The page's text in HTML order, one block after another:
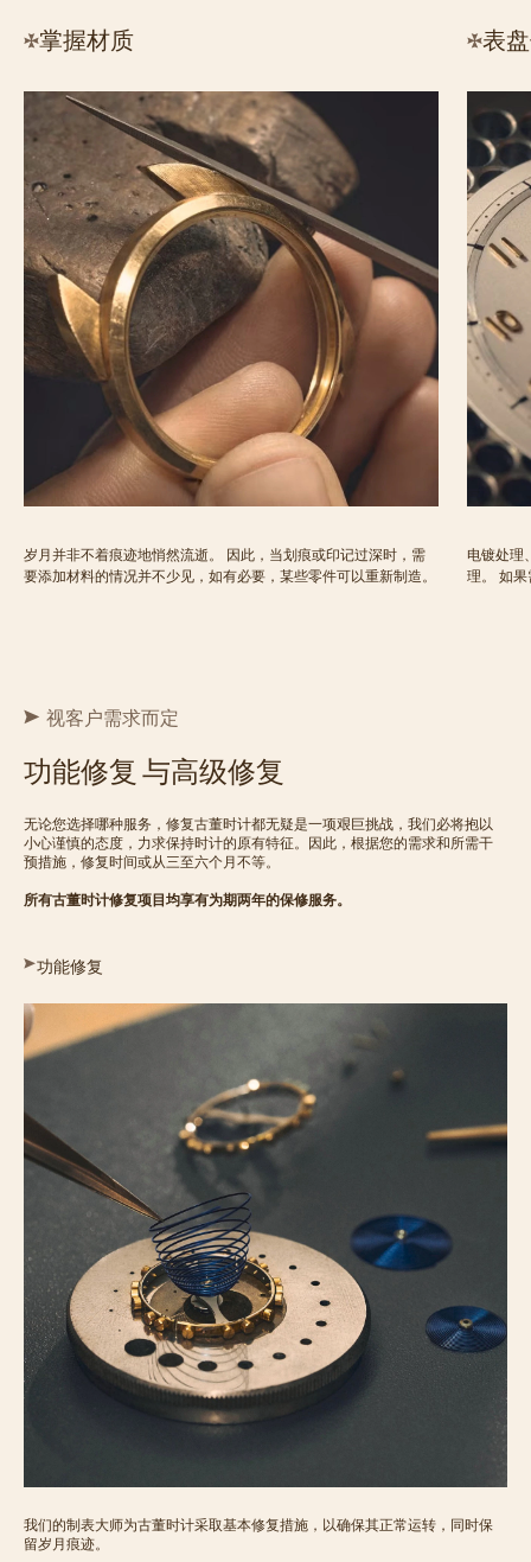
掌握材质
岁月并非不着痕迹地悄然流逝。 因此，当划痕或印记过深时，需
要添加材料的情况并不少见，如有必要，某些零件可以重新制造。
表
电镀处理
理。 如
视客户需求而定
功能修复 与高级修复
无论您选择哪种服务，修复古董时计都无疑是一项艰巨挑战，我们必将抱以
小心谨慎的态度，力求保持时计的原有特征。因此，根据您的需求和所需干
预措施，修复时间或从三至六个月不等。
所有古董时计修复项目均享有为期两年的保修服务。
功能修复
我们的制表大师为古董时计采取基本修复措施，以确保其正常运转，同时保
留岁月痕迹。